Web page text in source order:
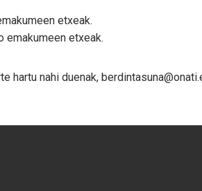
etxeak.
emakumeen etxeak.
hartu nahi duenak,